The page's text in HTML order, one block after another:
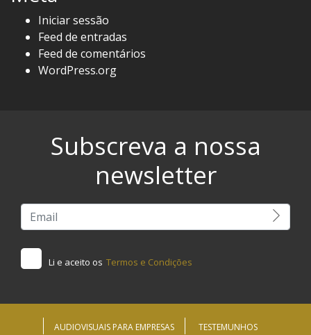
Iniciar sessão
Feed de entradas
Feed de comentários
WordPress.org
Subscreva a nossa
newsletter
Li e aceito os Termos e Condições
AUDIOVISUAIS PARA EMPRESAS TESTEMUNHOS